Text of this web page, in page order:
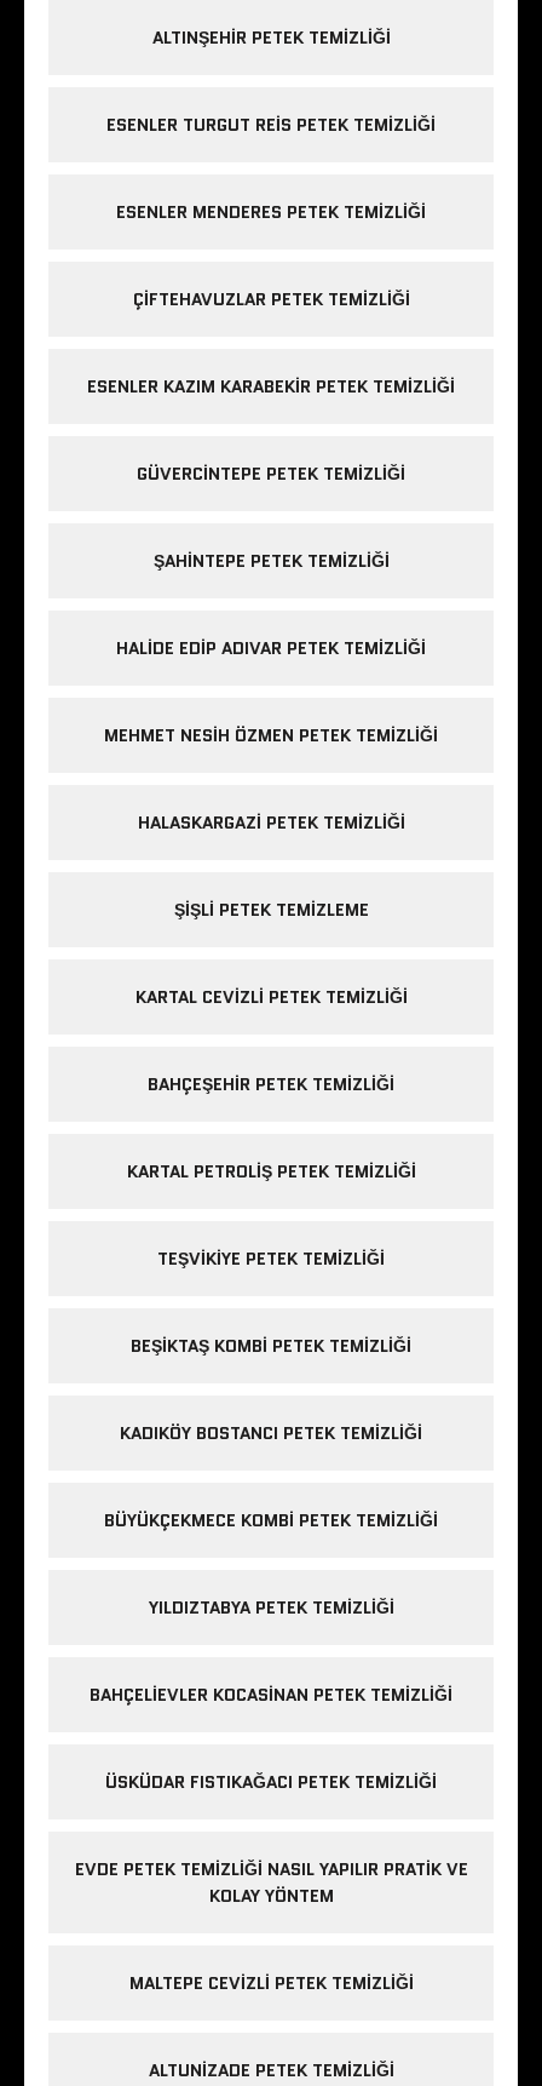
ALTINŞEHIR PETEK TEMIZLIĞI
ESENLER TURGUT REIS PETEK TEMIZLIĞI
ESENLER MENDERES PETEK TEMIZLIĞI
ÇIFTEHAVUZLAR PETEK TEMIZLIĞI
ESENLER KAZIM KARABEKIR PETEK TEMIZLIĞI
GÜVERCINTEPE PETEK TEMIZLIĞI
ŞAHINTEPE PETEK TEMIZLIĞI
HALIDE EDIP ADIVAR PETEK TEMIZLIĞI
MEHMET NESIH ÖZMEN PETEK TEMIZLIĞI
HALASKARGAZI PETEK TEMIZLIĞI
ŞIŞLI PETEK TEMIZLEME
KARTAL CEVIZLI PETEK TEMIZLIĞI
BAHÇEŞEHIR PETEK TEMIZLIĞI
KARTAL PETROLIŞ PETEK TEMIZLIĞI
TEŞVIKIYE PETEK TEMIZLIĞI
BEŞIKTAŞ KOMBI PETEK TEMIZLIĞI
KADIKÖY BOSTANCI PETEK TEMIZLIĞI
BÜYÜKÇEKMECE KOMBI PETEK TEMIZLIĞI
YILDIZTABYA PETEK TEMIZLIĞI
BAHÇELIEVLER KOCASINAN PETEK TEMIZLIĞI
ÜSKÜDAR FISTIKAĞACI PETEK TEMIZLIĞI
EVDE PETEK TEMIZLIĞI NASIL YAPILIR PRATIK VE
KOLAY YÖNTEM
MALTEPE CEVIZLI PETEK TEMIZLIĞI
ALTUNIZADE PETEK TEMIZLIĞI